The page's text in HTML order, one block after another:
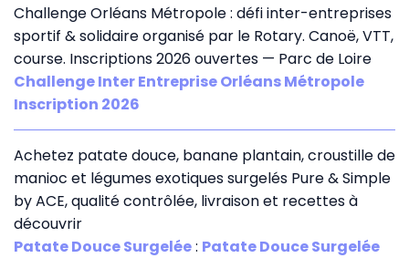
Challenge Orléans Métropole : défi inter-entreprises
sportif & solidaire organisé par le Rotary. Canoë, VTT,
course. Inscriptions 2026 ouvertes — Parc de Loire
Challenge Inter Entreprise Orléans Métropole
Inscription 2026
Achetez patate douce, banane plantain, croustille de
manioc et légumes exotiques surgelés Pure & Simple
by ACE, qualité contrôlée, livraison et recettes à
découvrir
Patate Douce Surgelée: Patate Douce Surgelée